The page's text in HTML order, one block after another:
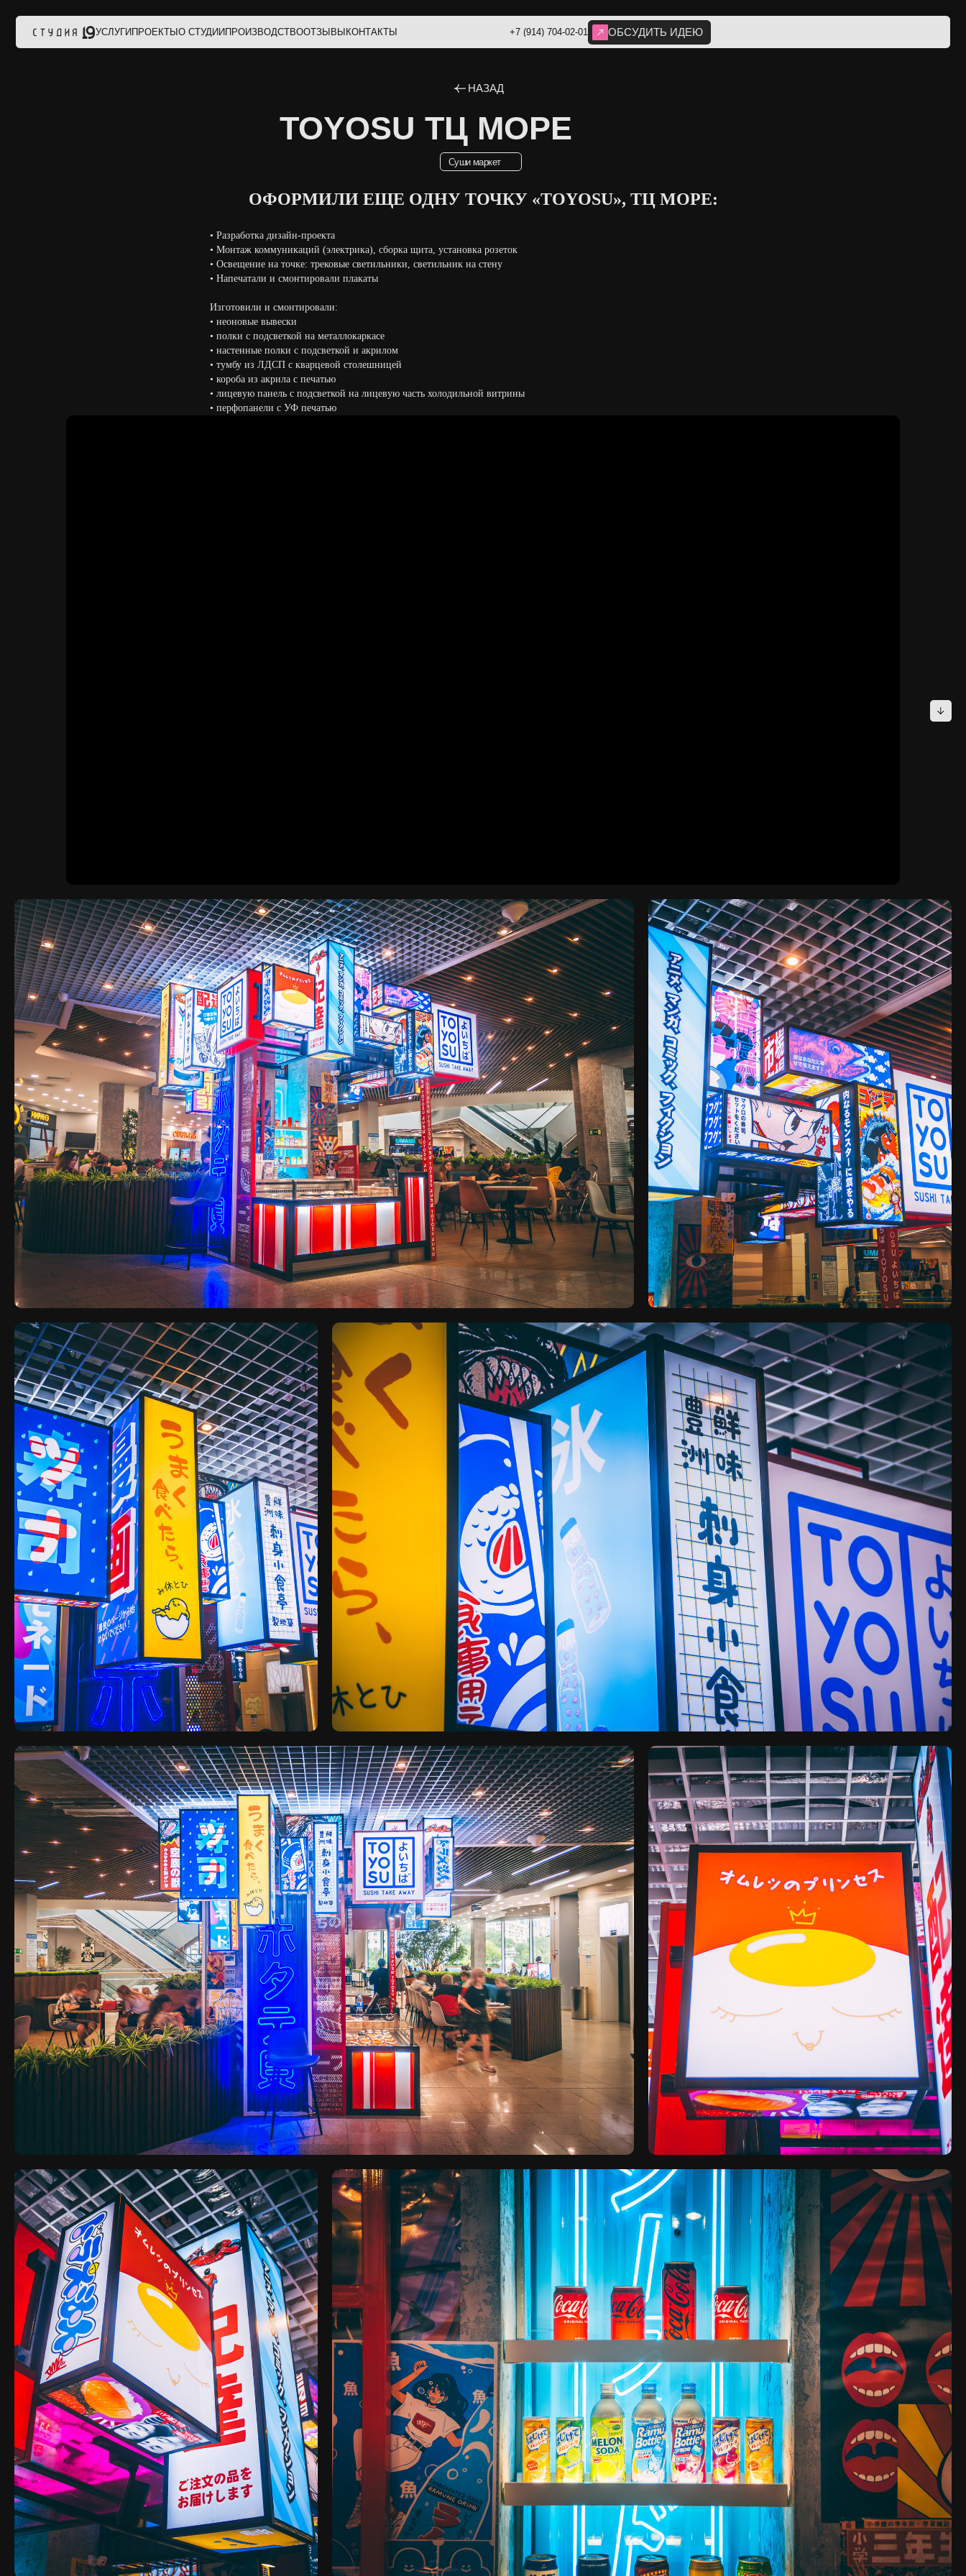
УСЛУГИПРОЕКТЫО СТУДИИПРОИЗВОДСТВООТЗЫВЫКОНТАКТЫ +7 (914) 704-02-01 ОБСУДИТЬ ИДЕЮ
TOYOSU ТЦ МОРЕ
ОФОРМИЛИ ЕЩЕ ОДНУ ТОЧКУ «TOYOSU», ТЦ МОРЕ:
•⁠ ⁠Разработка дизайн-проекта
•⁠ ⁠⁠Монтаж коммуникаций (электрика), сборка щита, установка розеток
•⁠ ⁠⁠Освещение на точке: трековые светильники, светильник на стену
•⁠ ⁠⁠Напечатали и смонтировали плакаты
Изготовили и смонтировали:
•⁠ ⁠⁠неоновые вывески
•⁠ ⁠⁠полки с подсветкой на металлокаркасе
•⁠ ⁠⁠настенные полки с подсветкой и акрилом
•⁠ ⁠⁠тумбу из ЛДСП с кварцевой столешницей
•⁠ ⁠⁠короба из акрила с печатью
•⁠ ⁠⁠лицевую панель с подсветкой на лицевую часть холодильной витрины
•⁠ ⁠⁠перфопанели с УФ печатью